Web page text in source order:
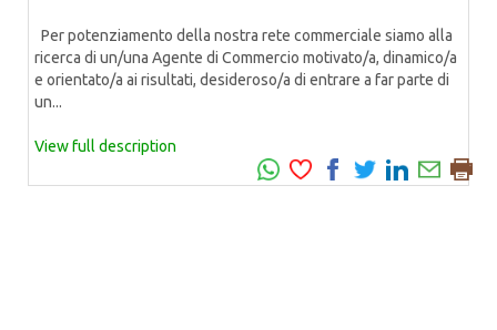
Per potenziamento della nostra rete commerciale siamo alla
ricerca di un/una Agente di Commercio motivato/a, dinamico/a
e orientato/a ai risultati, desideroso/a di entrare a far parte di
un...
View full description